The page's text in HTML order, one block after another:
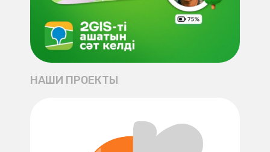
НАШИ ПРОЕКТЫ